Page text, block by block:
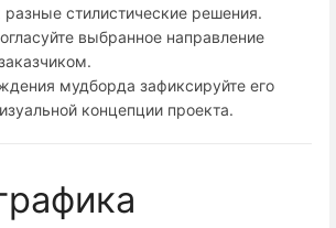
стилистические решения.
выбранное направление
мудборда зафиксируйте его
концепции проекта.